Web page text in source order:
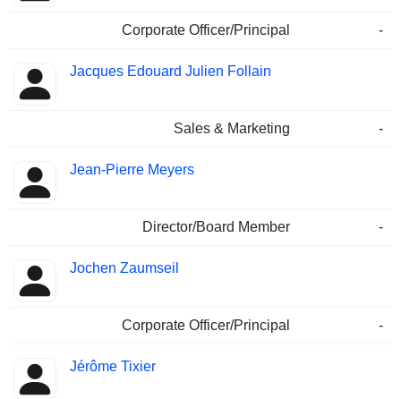
Corporate Officer/Principal -
Jacques Edouard Julien Follain
Sales & Marketing -
Jean-Pierre Meyers
Director/Board Member -
Jochen Zaumseil
Corporate Officer/Principal -
Jérôme Tixier